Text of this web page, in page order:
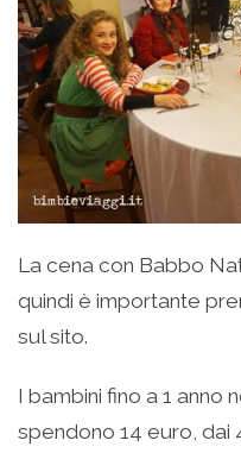
La cena con Babbo
quindi è importante
sul sito.
I bambini fino a 1 anno
spendono 14 euro, dai